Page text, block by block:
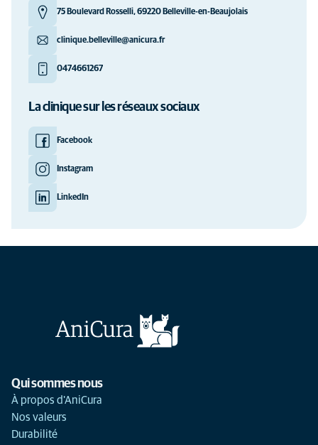
75 Boulevard Rosselli, 69220 Belleville-en-Beaujolais
clinique.belleville@anicura.fr
0474661267
La clinique sur les réseaux sociaux
Facebook
Instagram
LinkedIn
Qui sommes nous
À propos d'AniCura
Nos valeurs
Durabilité